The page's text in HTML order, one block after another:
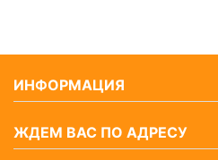
ИНФОРМАЦИЯ
ЖДЕМ ВАС ПО АДРЕСУ